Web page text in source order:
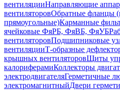
вентиляцииНаправляющие
вентиляторовОбратные фланцы
прямоугольные)Карманные
ячейковые ФяРБ, ФяВБ, ФяУБ
вентиляторовПодшипниковые
вентиляцииТ-образные
крышных вентиляторовЩиты
калориферамиКоллекторы
электродвигателяГерметичные
электромагнитныйДвери